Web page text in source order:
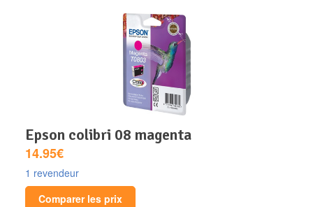
epson colibri 08 magenta
14.95€
1 revendeur
Comparer les prix